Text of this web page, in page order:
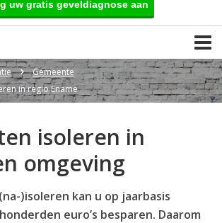
uw gratis geveldiagnose aan
Gemeente
in regio Ename
isoleren in
omgeving
)isoleren kan u op jaarbasis
euro’s besparen. Daarom